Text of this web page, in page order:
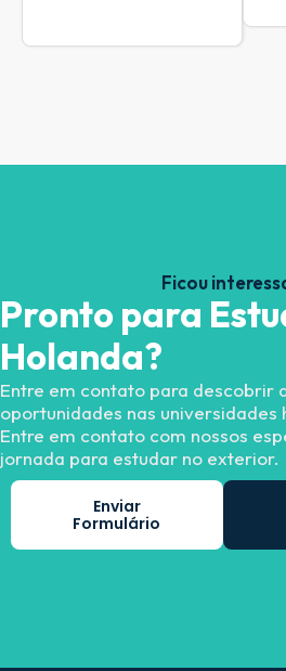
Ficou
Pronto para
Holanda?
Entre em contato para descobrir
oportunidades nas universidades
Entre em contato com nossos
jornada para estudar no exterior.
Enviar
Formulário